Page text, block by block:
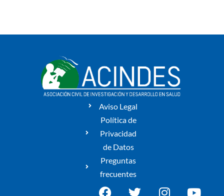
Aviso Legal
Política de
Privacidad
de Datos
Preguntas
frecuentes